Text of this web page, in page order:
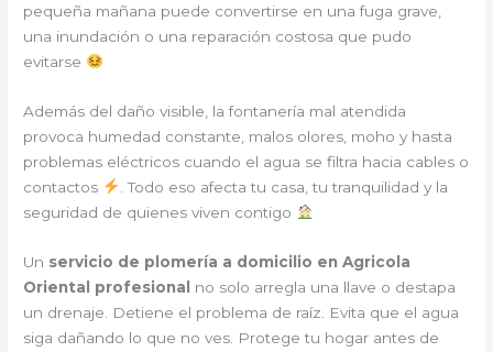
pequeña mañana puede convertirse en una fuga grave,
una inundación o una reparación costosa que pudo
evitarse
Además del daño visible, la fontanería mal atendida
provoca humedad constante, malos olores, moho y hasta
problemas eléctricos cuando el agua se filtra hacia cables o
contactos
. Todo eso afecta tu casa, tu tranquilidad y la
seguridad de quienes viven contigo
Un servicio de plomería a domicilio en Agricola
Oriental profesional
no solo arregla una llave o destapa
un drenaje. Detiene el problema de raíz. Evita que el agua
siga dañando lo que no ves. Protege tu hogar antes de